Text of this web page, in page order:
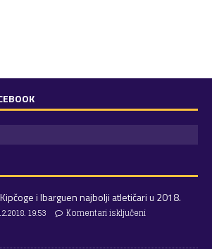
Kipčoge i Ibarguen najbolji atletičari u 2018.
19:53 Komentari isključeni